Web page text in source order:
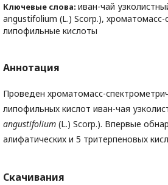
Ключевые слова: иван-чай
angustifolium (L.) Scorp.), хроматомасс-
липофильные кислоты
Аннотация
Проведен хроматомасс-
липофильных кислот иван-чая
angustifolium (L.) Scorp.). Впервые
алифатических и 5 тритерпеновых
Скачивания